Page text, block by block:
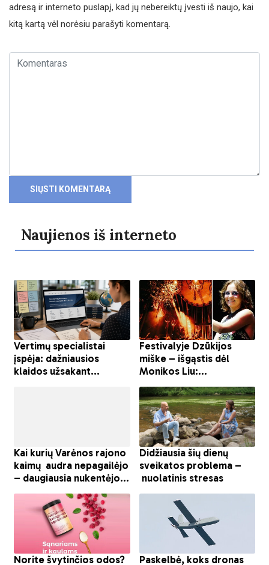
adresą ir interneto puslapį, kad jų nebereiktų įvesti iš naujo, kai
kitą kartą vėl norėsiu parašyti komentarą.
Naujienos iš interneto